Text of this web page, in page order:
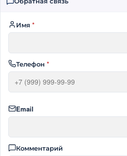
Имя *
Телефон *
Email
Комментарий